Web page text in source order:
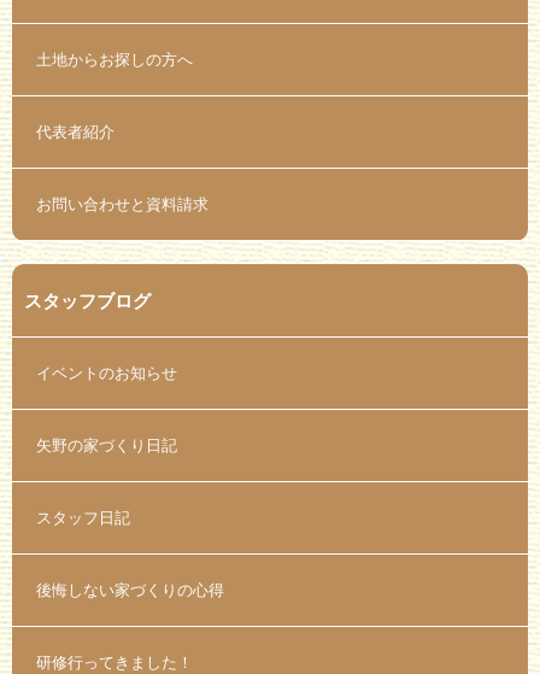
土地からお探しの方へ
代表者紹介
お問い合わせと資料請求
スタッフブログ
イベントのお知らせ
矢野の家づくり日記
スタッフ日記
後悔しない家づくりの心得
研修行ってきました！